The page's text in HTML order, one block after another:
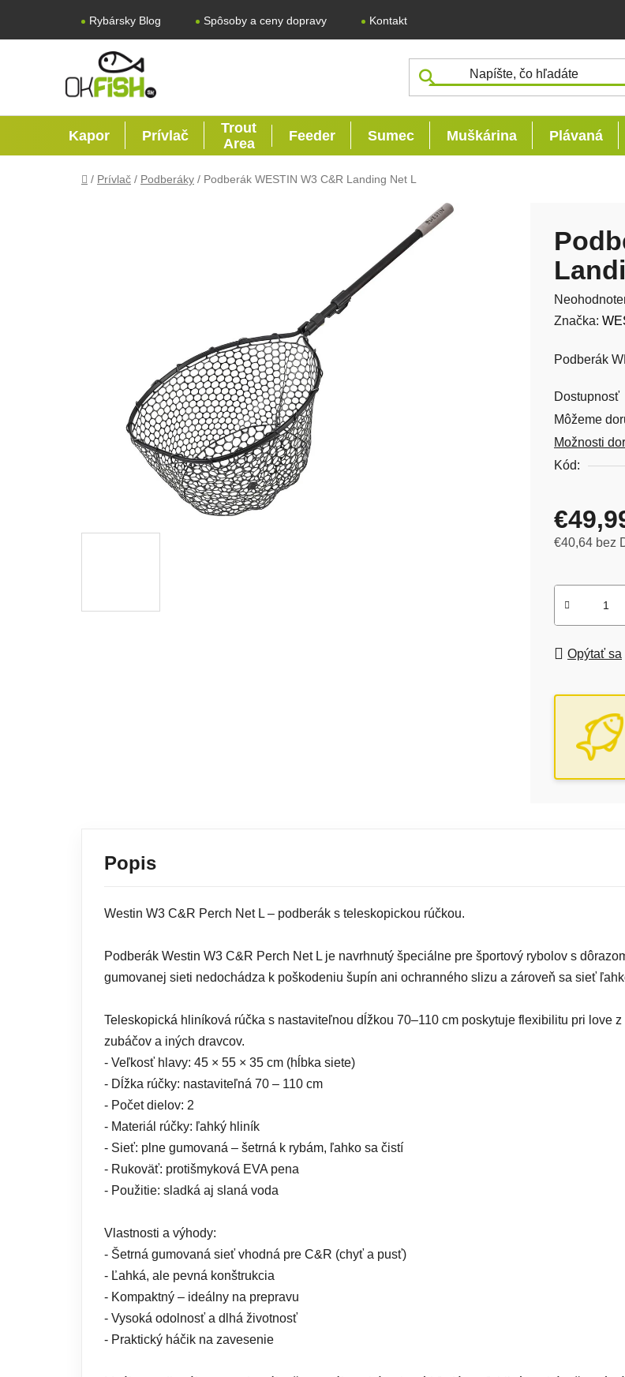
Rybársky Blog Spôsoby a ceny dopravy Kontakt
Kapor Prívlač
Trout
Area
Feeder Sumec Muškárina Plávaná
Domov
/ Prívlač / Podberáky / Podberák WESTIN W3 C&R Landing Net L
Priemerné
Značka:
Podberák
Dostupnosť
Môžeme
Možnosti
Kód:
€40,64 bez
Opýtať sa
Popis
Westin W3 C&R Perch Net L – podberák s teleskopickou rúčkou.
Podberák Westin W3 C&R Perch Net L je navrhnutý špeciálne pre športový rybolov s
gumovanej sieti nedochádza k poškodeniu šupín ani ochranného slizu a zároveň sa sieť
Teleskopická hliníková rúčka s nastaviteľnou dĺžkou 70–110 cm poskytuje flexibilitu pri love
zubáčov a iných dravcov.
- Veľkosť hlavy: 45 × 55 × 35 cm (hĺbka siete)
- Dĺžka rúčky: nastaviteľná 70 – 110 cm
- Počet dielov: 2
- Materiál rúčky: ľahký hliník
- Sieť: plne gumovaná – šetrná k rybám, ľahko sa čistí
- Rukoväť: protišmyková EVA pena
- Použitie: sladká aj slaná voda
Vlastnosti a výhody:
- Šetrná gumovaná sieť vhodná pre C&R (chyť a pusť)
- Ľahká, ale pevná konštrukcia
- Kompaktný – ideálny na prepravu
- Vysoká odolnosť a dlhá životnosť
- Praktický háčik na zavesenie